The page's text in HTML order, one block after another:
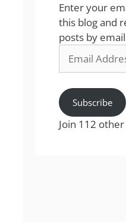
Enter your
this blog and
posts by
Address
Subscribe
Join 112